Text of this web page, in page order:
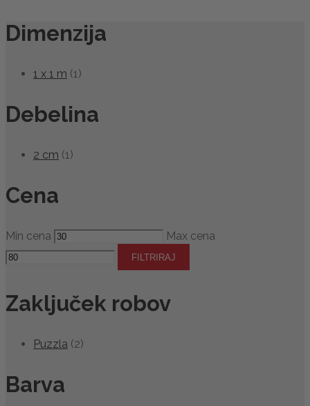
Dimenzija
1 x 1 m (1)
Debelina
2 cm (1)
Cena
Min cena Max cena
FILTRIRAJ
Zaključek robov
Puzzla (2)
Barva